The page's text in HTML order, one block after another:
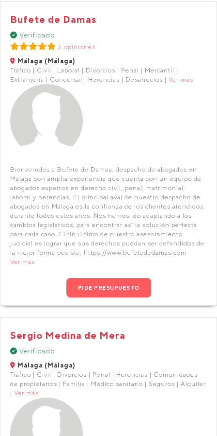
Bufete de Damas
Verificado
2 opiniones
Málaga (Málaga)
Tráfico | Civil | Laboral | Divorcios | Penal | Mercantil |
Extranjería | Concursal | Herencias | Desahucios | Ver más
Bienvenidos a Bufete de Damas, despacho de abogados en
Málaga con amplia experiencia que cuenta con un equipo de
abogados expertos en derecho civil, penal, matrimonial,
laboral y herencias. El principal aval de nuestro despacho de
abogados en Málaga es la confianza de los clientes atendidos
durante todos estos años. Nos hemos ido adaptando a los
cambios legislativos, para encontrar así la solución perfecta
para cada caso. El fin último de nuestro asesoramiento
judicial es lograr que sus derechos puedan ser defendidos de
la mejor forma posible. https://www.bufetededamas.com
Ver más
PIDE PRESUPUESTO
Sergio Medina de Mera
Verificado
Málaga (Málaga)
Tráfico | Civil | Divorcios | Penal | Herencias | Comunidades
de propietarios | Familia | Médico sanitario | Seguros | Alquiler
| Ver más